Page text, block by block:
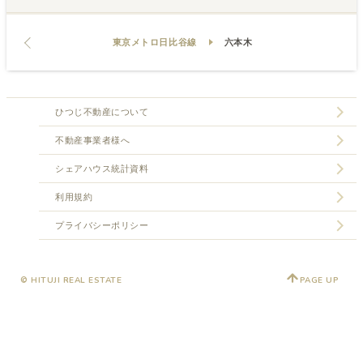
東京メトロ日比谷線 六本木
ひつじ不動産について
不動産事業者様へ
シェアハウス統計資料
利用規約
プライバシーポリシー
© HITUJI REAL ESTATE PAGE UP